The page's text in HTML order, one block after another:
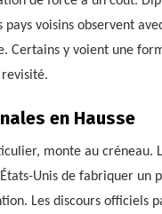
pays voisins observent
Certains y voient une
en Hausse
monte au créneau.
Unis de fabriquer un
Les discours officiels